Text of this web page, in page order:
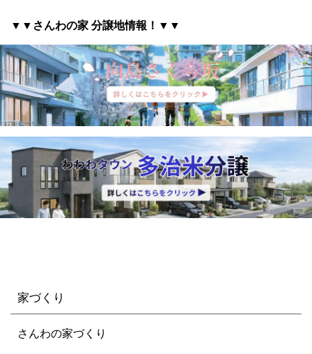
▼▼さんわの家 分譲地情報 ！▼▼
家づくり
さんわの家づくり